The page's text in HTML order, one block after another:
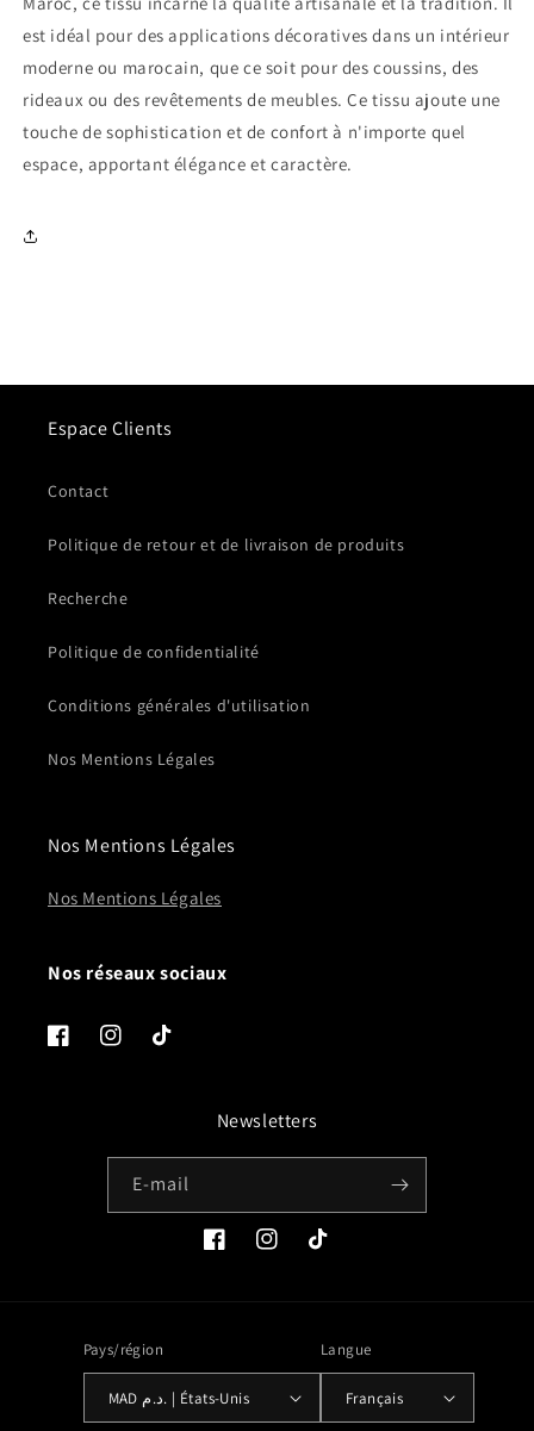
est idéal pour des applications décoratives dans un intérieur
moderne ou marocain, que ce soit pour des coussins, des
rideaux ou des revêtements de meubles. Ce tissu ajoute une
touche de sophistication et de confort à n'importe quel
espace, apportant élégance et caractère.
Espace Clients
Contact
Politique de retour et de livraison de produits
Recherche
Politique de confidentialité
Conditions générales d'utilisation
Nos Mentions Légales
Nos Mentions Légales
Nos Mentions Légales
Nos réseaux sociaux
FacebookInstagramTikTok
Newsletters
E-mail
FacebookInstagramTikTok
Pays/région
MAD د.م. | États-Unis
Langue
Français